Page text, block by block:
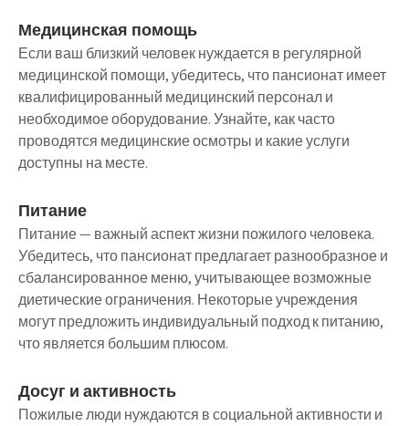
Медицинская помощь
Если ваш близкий человек нуждается в регулярной
медицинской помощи, убедитесь, что пансионат имеет
квалифицированный медицинский персонал и
необходимое оборудование. Узнайте, как часто
проводятся медицинские осмотры и какие услуги
доступны на месте.
Питание
Питание — важный аспект жизни пожилого человека.
Убедитесь, что пансионат предлагает разнообразное и
сбалансированное меню, учитывающее возможные
диетические ограничения. Некоторые учреждения
могут предложить индивидуальный подход к питанию,
что является большим плюсом.
Досуг и активность
Пожилые люди нуждаются в социальной активности и